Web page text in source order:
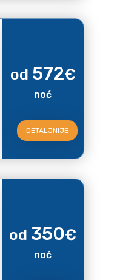
od 572€
noć
DETALJNIJE
od 350€
noć